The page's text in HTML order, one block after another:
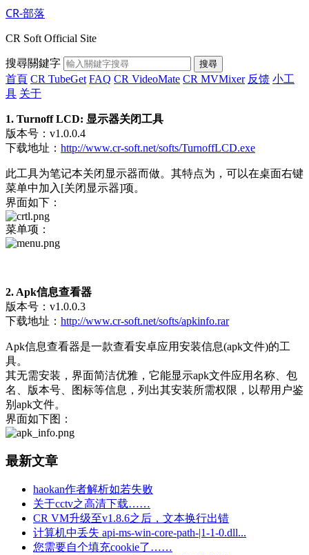
CR-部落
CR Soft Official Site
搜尋關鍵字 搜尋
首頁 CR TubeGet FAQ CR VideoMate CR MVMixer 反馈 小工
具 关于
1. Turnoff LCD: 显示器关闭工具
版本号：v1.0.0.4
下载地址： http://www.cr-soft.net/softs/TurnoffLCD.exe
此工具为笔记本关闭显示器而做。其特点为，可以在桌面右键
菜单中加入[关闭显示器]项。
界面如下：
菜单项：
2. Apk信息查看器
版本号：v1.0.0.3
下载地址： http://www.cr-soft.net/softs/apkinfo.rar
Apk信息查看器是一款查看安卓应用安装信息(apk文件)的工
具。
其无需安装，界面简洁优雅，它能显示apk文件应用名称、包
名、版本号、图标等信息，列出其安装所需权限，以帮用户鉴
别apk文件。
界面如下图：
最新文章
haokan作者解析如若失败
关于cctv之高清下载……
CR VM升级至v1.8.6之后，文本换行出错
计算机中丢失 api-ms-win-core-path-|1-1-0.dll...
您需要自个填充cookie了……